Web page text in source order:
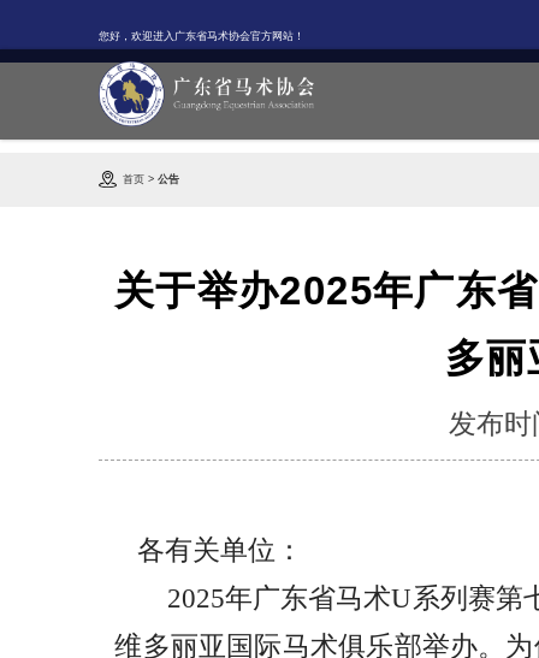
您好，欢迎进入广东省马术协会官方网站！
首页 >公告
关于举办2025年广东
多
发布
各有关单位：
2025年广东省马术U系列赛第
维多丽亚国际马术俱乐部举办。